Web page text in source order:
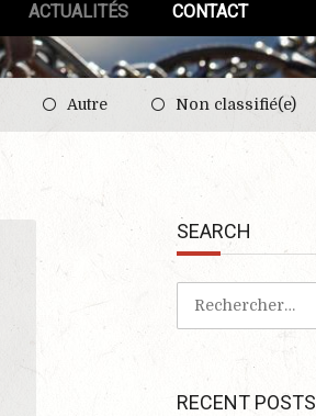
ACTUALITÉS CONTACT
Autre Non classifié(e)
SEARCH
RECENT POSTS